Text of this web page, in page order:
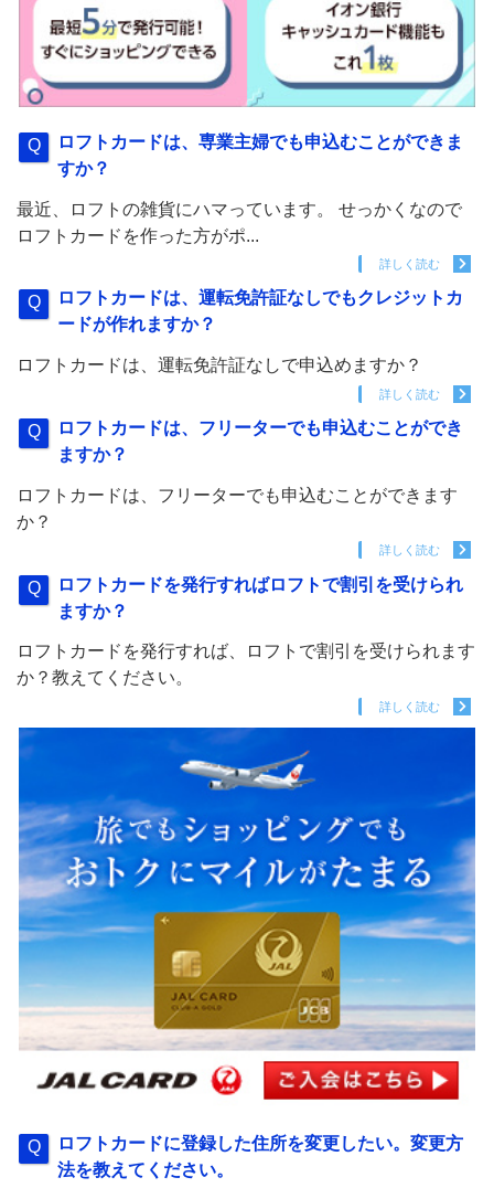
ロフトカードは、専業主婦でも申込むことができま
すか？
最近、ロフトの雑貨にハマっています。 せっかくなので
ロフトカードを作った方がポ...
詳しく読む
ロフトカードは、運転免許証なしでもクレジットカ
ードが作れますか？
ロフトカードは、運転免許証なしで申込めますか？
詳しく読む
ロフトカードは、フリーターでも申込むことができ
ますか？
ロフトカードは、フリーターでも申込むことができます
か？
詳しく読む
ロフトカードを発行すればロフトで割引を受けられ
ますか？
ロフトカードを発行すれば、ロフトで割引を受けられます
か？教えてください。
詳しく読む
ロフトカードに登録した住所を変更したい。変更方
法を教えてください。